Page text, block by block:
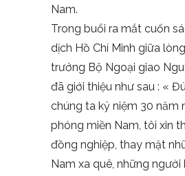
Nam.
Trong buổi ra mắt cuốn
dịch Hồ Chí Minh giữa
trưởng Bộ Ngoại giao
đã giới thiệu như sau : «
chúng ta kỷ niệm 30 năm
phóng miền Nam, tôi xin
đồng nghiệp, thay mặt
Nam xa quê, những người